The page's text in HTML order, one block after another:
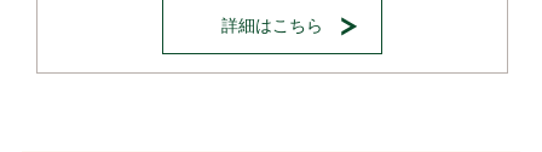
詳細はこちら